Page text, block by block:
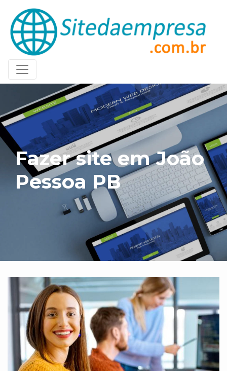
Fazer site em João
Pessoa PB